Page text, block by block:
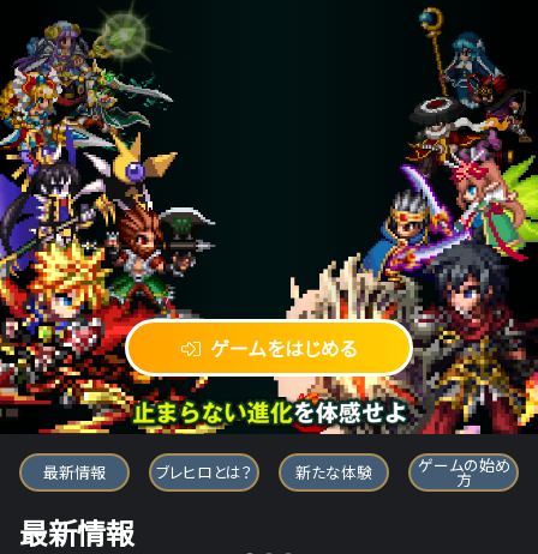
ゲームをはじめる
ブレイブ フロンティア ヒーローズ
最新情報 ブレヒロとは？ 新たな体験 ゲームの始め
方
最新情報